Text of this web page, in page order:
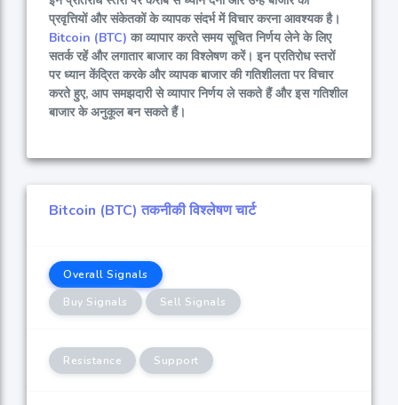
प्रवृत्तियों और संकेतकों के व्यापक संदर्भ में विचार करना आवश्यक है।
Bitcoin (BTC) का व्यापार करते समय सूचित निर्णय लेने के लिए
सतर्क रहें और लगातार बाजार का विश्लेषण करें। इन प्रतिरोध स्तरों
पर ध्यान केंद्रित करके और व्यापक बाजार की गतिशीलता पर विचार
करते हुए, आप समझदारी से व्यापार निर्णय ले सकते हैं और इस गतिशील
बाजार के अनुकूल बन सकते हैं।
Bitcoin (BTC) तकनीकी विश्लेषण चार्ट
Overall Signals
Buy Signals
Sell Signals
Resistance Support